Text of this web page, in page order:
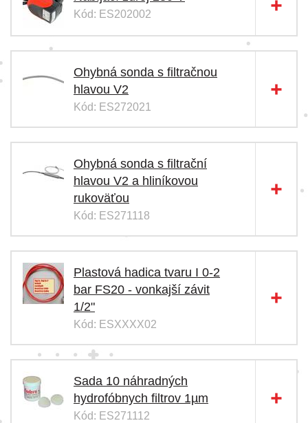
Kód: ES202002
Ohybná sonda s filtračnou
hlavou V2
Kód: ES272021
Ohybná sonda s filtrační
hlavou V2 a hliníkovou
rukoväťou
Kód: ES271118
Plastová hadica tvaru I 0-2
bar FS20 - vonkajší závit
1/2"
Kód: ESXXXX02
Sada 10 náhradných
hydrofóbnych filtrov 1µm
Kód: ES271112